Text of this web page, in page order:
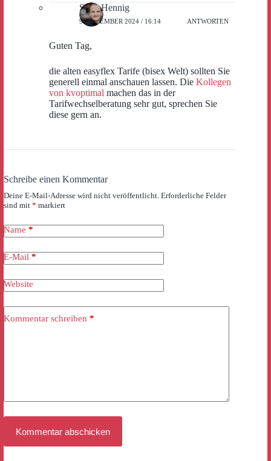
Sven Hennig
9. DEZEMBER 2024 / 16:14 ANTWORTEN
Guten Tag,
die alten easyflex Tarife (bisex Welt) sollten Sie
generell einmal anschauen lassen. Die Kollegen
von kvoptimal machen das in der
Tarifwechselberatung sehr gut, sprechen Sie
diese gern an.
Schreibe einen Kommentar
Deine E-Mail-Adresse wird nicht veröffentlicht. Erforderliche Felder
sind mit * markiert
Name *
E-Mail *
Website
Kommentar schreiben *
Kommentar abschicken